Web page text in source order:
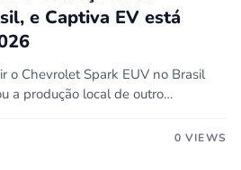
e Captiva EV está
o Chevrolet Spark EUV no Brasil
a produção local de outro…
0 VIEWS